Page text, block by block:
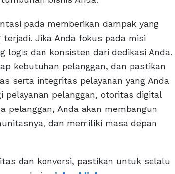
pada memberikan dampak yang
Jika Anda fokus pada misi
logis dan konsisten dari dedikasi Anda.
kebutuhan pelanggan, dan pastikan
serta integritas pelayanan yang Anda
pelayanan pelanggan, otoritas digital
pelanggan, Anda akan membangun
dan memiliki masa depan
dan konversi, pastikan untuk selalu